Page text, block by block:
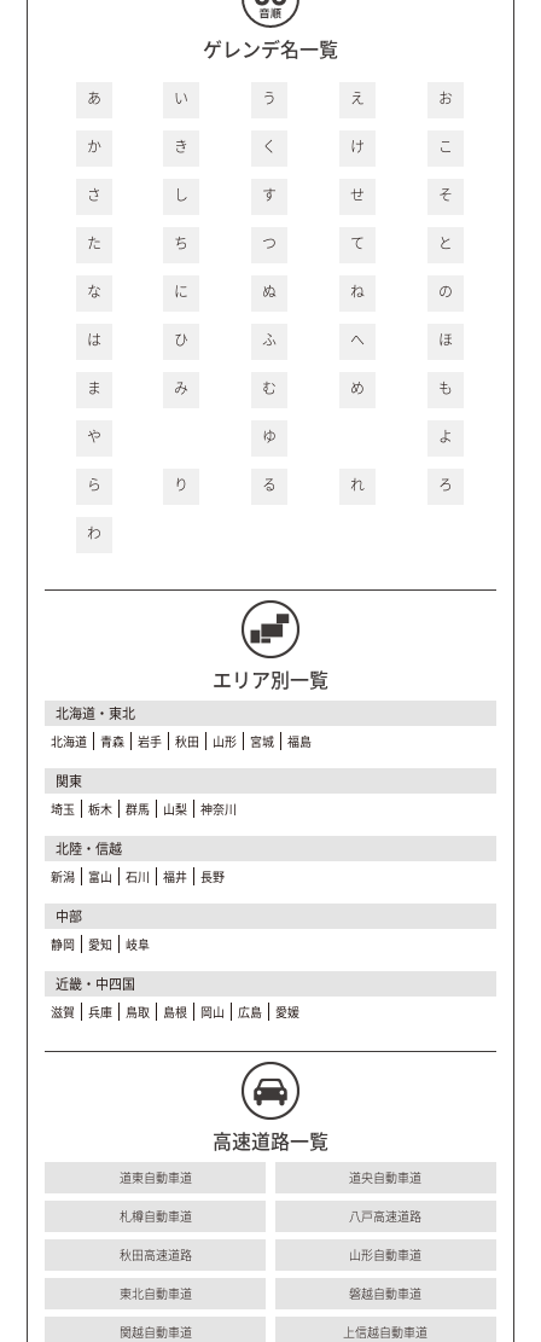
ゲレンデ名一覧
あ い う え お
か き く け こ
さ し す せ そ
た ち つ て と
な に ぬ ね の
は ひ ふ へ ほ
ま み む め も
や ゆ よ
ら り る れ ろ
わ
エリア別一覧
北海道・東北
北海道 青森 岩手 秋田 山形 宮城 福島
関東
埼玉 栃木 群馬 山梨 神奈川
北陸・信越
新潟 富山 石川 福井 長野
中部
静岡 愛知 岐阜
近畿・中四国
滋賀 兵庫 鳥取 島根 岡山 広島 愛媛
高速道路一覧
道東自動車道 道央自動車道
札樽自動車道 八戸高速道路
秋田高速道路 山形自動車道
東北自動車道 磐越自動車道
関越自動車道 上信越自動車道